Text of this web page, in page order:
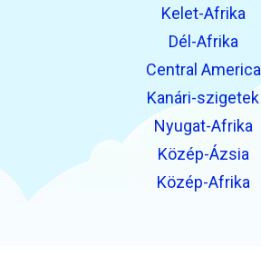
Kelet-Afrika
Dél-Afrika
Central America
Kanári-szigetek
Nyugat-Afrika
Közép-Ázsia
Közép-Afrika